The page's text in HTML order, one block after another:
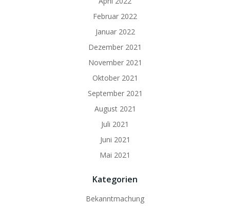
Februar 2022
Januar 2022
Dezember 2021
November 2021
Oktober 2021
September 2021
August 2021
Juli 2021
Juni 2021
Mai 2021
Kategorien
Bekanntmachung